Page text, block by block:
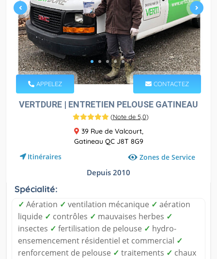
APPELEZ CONTACTEZ
VERTDURE | ENTRETIEN PELOUSE GATINEAU
(Note de 5,0)
39 Rue de Valcourt,
Gatineau QC J8T 8G9
Itinéraires Zones de Service
Depuis 2010
Spécialité:
✓ Aération ✓ ventilation mécanique ✓ aération
liquide ✓ contrôles ✓ mauvaises herbes ✓
insectes ✓ fertilisation de pelouse ✓ hydro-
ensemencement résidentiel et commercial ✓
renforcement de pelouse ✓ traitements ✓ chaux